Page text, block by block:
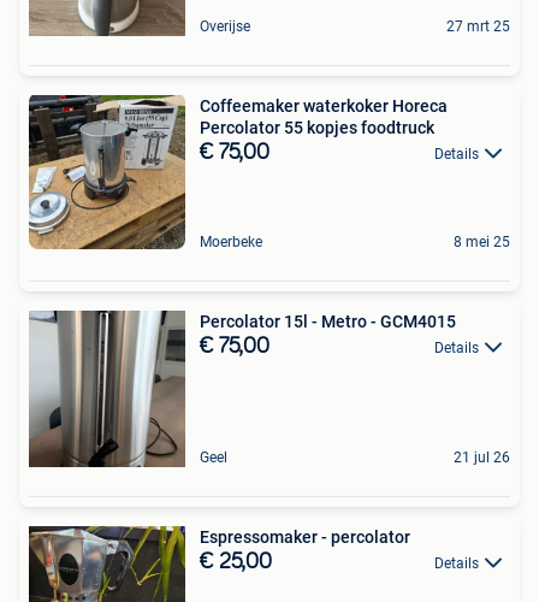
Overijse 27 mrt 25
Coffeemaker waterkoker Horeca
Percolator 55 kopjes foodtruck
€ 75,00 Details
Moerbeke 8 mei 25
Percolator 15l - Metro - GCM4015
€ 75,00 Details
Geel 21 jul 26
Espressomaker - percolator
€ 25,00 Details